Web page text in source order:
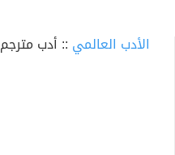
الأدب العالمي :: أدب مترجم